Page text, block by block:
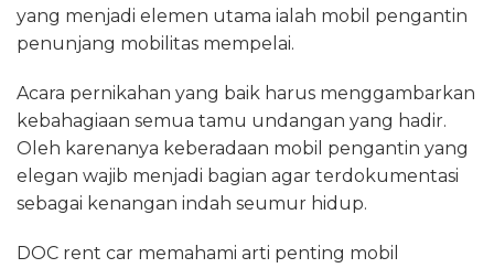
yang menjadi elemen utama ialah mobil pengantin
penunjang mobilitas mempelai.
Acara pernikahan yang baik harus menggambarkan
kebahagiaan semua tamu undangan yang hadir.
Oleh karenanya keberadaan mobil pengantin yang
elegan wajib menjadi bagian agar terdokumentasi
sebagai kenangan indah seumur hidup.
DOC rent car memahami arti penting mobil